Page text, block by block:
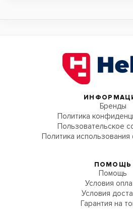
Бренды
Политика
Пользовательское
Политика
ПОМОЩЬ
Помощь
Условия
Условия
Гарантия на